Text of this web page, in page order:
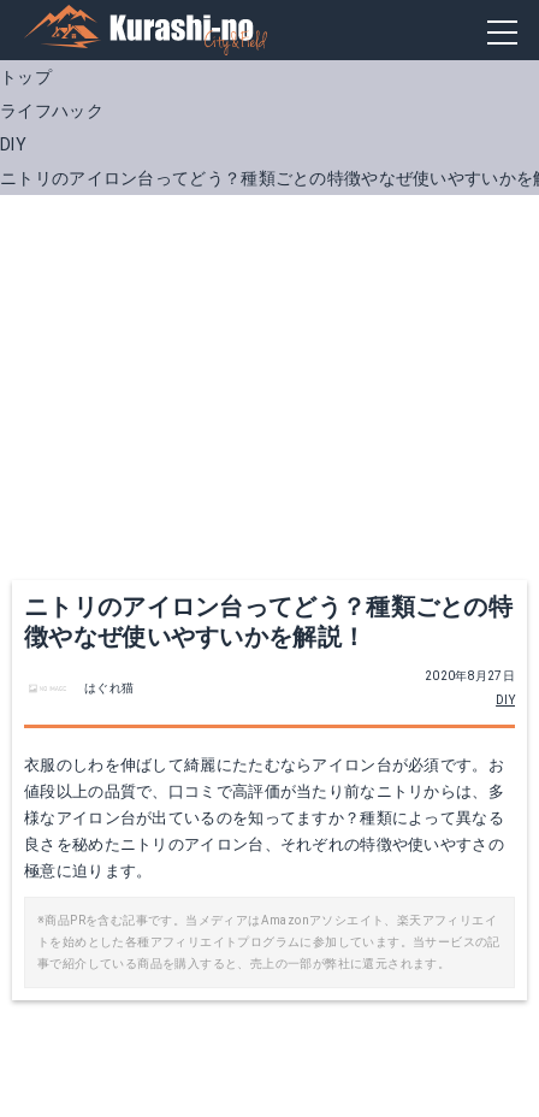
トップ
ライフハック
DIY
ニトリのアイロン台ってどう？種類ごとの特徴やなぜ使いやすいかを
ニトリのアイロン台ってどう？種類ごとの特
徴やなぜ使いやすいかを解説！
2020年8月27日
DIY
はぐれ猫
衣服のしわを伸ばして綺麗にたたむならアイロン台が必須です。お
値段以上の品質で、口コミで高評価が当たり前なニトリからは、多
様なアイロン台が出ているのを知ってますか？種類によって異なる
良さを秘めたニトリのアイロン台、それぞれの特徴や使いやすさの
極意に迫ります。
※商品PRを含む記事です。当メディアはAmazonアソシエイト、楽天アフィリエイ
トを始めとした各種アフィリエイトプログラムに参加しています。当サービスの記
事で紹介している商品を購入すると、売上の一部が弊社に還元されます。